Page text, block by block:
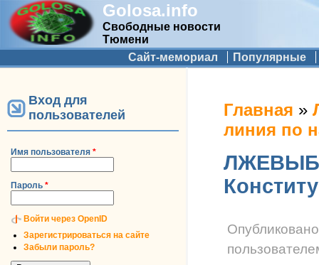
Golosa.info
Свободные новости
Тюмени
Дополнительное меню
Сайт-мемориал Популярные
Вход для
пользователей
Имя пользователя *
Пароль *
Войти через OpenID
Зарегистрироваться на сайте
Забыли пароль?
Вы здесь
Главная »
линия по